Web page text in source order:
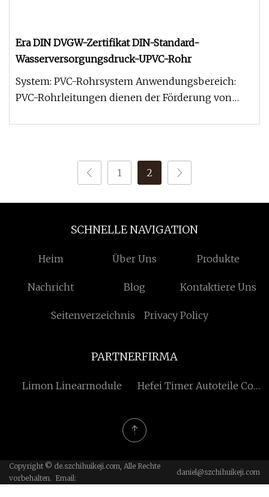
Era DIN DVGW-Zertifikat DIN-Standard-
Wasserversorgungsdruck-UPVC-Rohr
System: PVC-Rohrsystem Anwendungsbereich:
PVC-Rohrleitungen dienen der Förderung von
1 2
SCHNELLE NAVIGATION
Heim Über Uns Produkte
Nachricht Blog Kontaktiere Uns
Seitenverzeichnis Privacy Policy
PARTNERFIRMA
Limon Linearmodule
Hefei Timer Autoteile Co.,
Copyright © de.szchihuikeji.com, Alle Rechte
vorbehalten. Email:
daniel@szchihuikeji.com